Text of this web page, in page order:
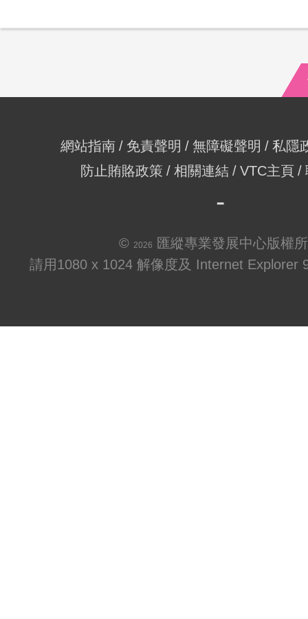
網站指南 免責聲明 無障礙聲明
私隱
防止賄賂政策
相關連結 VTC主頁
© 2026
匯縱專業發展中心版權
請用1080 x 1024 解像度及 Internet Explorer